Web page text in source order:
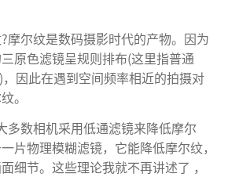
摩尔纹是数码摄影时代的产物。因为
原色滤镜呈规则排布(这里指普通
，因此在遇到空间频率相近的拍摄对
。
多数相机采用低通滤镜来降低摩尔
片物理模糊滤镜，它能降低摩尔纹，
细节。这些理论我就不再讲述了 ，